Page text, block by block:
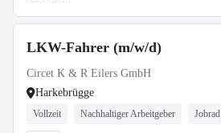
LKW-Fahrer (m/w/d)
Circet K & R Eilers GmbH
Harkebrügge
Vollzeit Nachhaltiger Arbeitgeber Jobrad